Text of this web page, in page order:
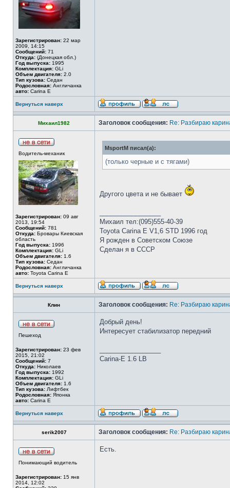
Зарегистрирован: 22 мар
2009, 14:15
Сообщений: 71
Откуда: (Донецкая обл.)
Год выпуска: 1995
Комплектация: GLi
Объем двигателя: 2.0
Тип кузова: Седан
Родословная: Англичанка
авто: Carina E
Вернуться наверх
Михаил1982 Заголовок сообщения: Re: Разбираю
Водитель-механик
Зарегистрирован: 09 авг
2013, 19:54
Сообщений: 781
Откуда: Бровары Киевская
область
Год выпуска: 1996
Комплектация: GLi
Объем двигателя: 1.6
Тип кузова: Седан
Родословная: Англичанка
авто: Toyota Carina E
MsportM писал(а):
(только черные и с тягами)
Другого цвета и не бывает
Михаил тел:(095)555-40-39
Toyota Carina E V1,6 STD 1996 год
Я рожден в Советском Союзе
Сделан я в СССР
Вернуться наверх
Клин Заголовок сообщения: Re: Разбираю
Пешеход
Зарегистрирован: 23 фев
2015, 21:02
Сообщений: 7
Откуда: Николаев
Год выпуска: 1992
Комплектация: GLi
Объем двигателя: 1.6
Тип кузова: Лифтбек
Родословная: Японка
авто: Carina E
Добрый день!
Интересует стабилизатор передний
Сarina-E 1.6 LB
Вернуться наверх
serik2007 Заголовок сообщения: Re: Разбираю
Понимающий водитель
Зарегистрирован: 15 янв
2014, 12:02
Есть.